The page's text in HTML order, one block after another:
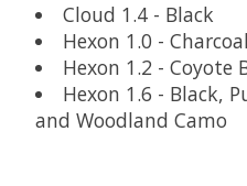
Cloud 1.4 - Black
Hexon 1.0 -
Hexon 1.2 - Coyote
Hexon 1.6 - Black,
and Woodland Camo